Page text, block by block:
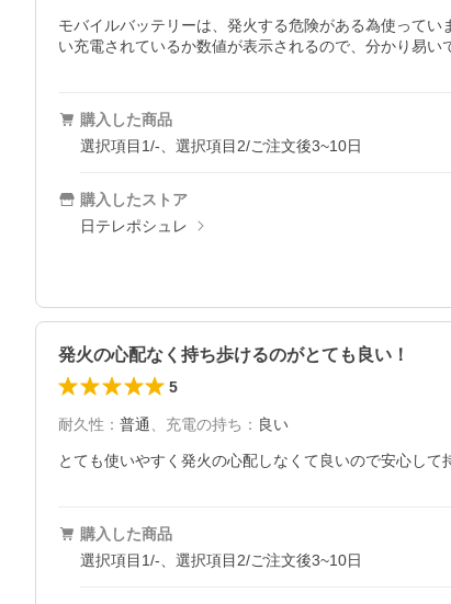
モバイルバッテリーは、発火する危険がある為使って
い充電されているか数値が表示されるので、分かり易い
購入した商品
選択項目1/-、選択項目2/ご注文後3~10日
購入したストア
日テレポシュレ
発火の心配なく持ち歩けるのがとても良い！
5
耐久性 ： 普通 、 充電の持ち ： 良い
とても使いやすく発火の心配しなくて良いので安心し
購入した商品
選択項目1/-、選択項目2/ご注文後3~10日